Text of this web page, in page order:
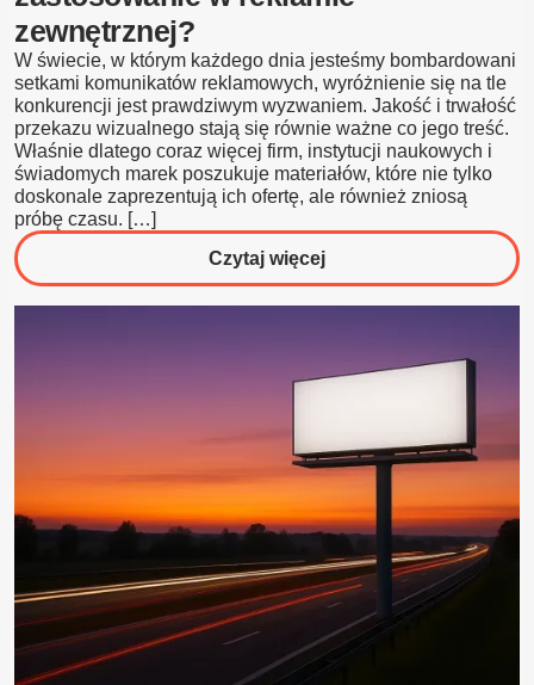
zewnętrznej?
W świecie, w którym każdego dnia jesteśmy bombardowani
setkami komunikatów reklamowych, wyróżnienie się na tle
konkurencji jest prawdziwym wyzwaniem. Jakość i trwałość
przekazu wizualnego stają się równie ważne co jego treść.
Właśnie dlatego coraz więcej firm, instytucji naukowych i
świadomych marek poszukuje materiałów, które nie tylko
doskonale zaprezentują ich ofertę, ale również zniosą
próbę czasu. […]
Czytaj więcejo
Płyta
co
i
ma
zastosowanie
w
reklamie
zewnętrznej?